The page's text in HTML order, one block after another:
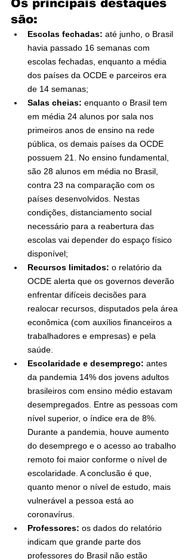
Os principais destaques
são:
Escolas fechadas: até junho, o Brasil
havia passado 16 semanas com
escolas fechadas, enquanto a média
dos países da OCDE e parceiros era
de 14 semanas;
Salas cheias: enquanto o Brasil tem
em média 24 alunos por sala nos
primeiros anos de ensino na rede
pública, os demais países da OCDE
possuem 21. No ensino fundamental,
são 28 alunos em média no Brasil,
contra 23 na comparação com os
países desenvolvidos. Nestas
condições, distanciamento social
necessário para a reabertura das
escolas vai depender do espaço físico
disponível;
Recursos limitados: o relatório da
OCDE alerta que os governos deverão
enfrentar difíceis decisões para
realocar recursos, disputados pela área
econômica (com auxílios financeiros a
trabalhadores e empresas) e pela
saúde.
Escolaridade e desemprego: antes
da pandemia 14% dos jovens adultos
brasileiros com ensino médio estavam
desempregados. Entre as pessoas com
nível superior, o índice era de 8%.
Durante a pandemia, houve aumento
do desemprego e o acesso ao trabalho
remoto foi maior conforme o nível de
escolaridade. A conclusão é que,
quanto menor o nível de estudo, mais
vulnerável a pessoa está ao
coronavírus.
Professores: os dados do relatório
indicam que grande parte dos
professores do Brasil não estão